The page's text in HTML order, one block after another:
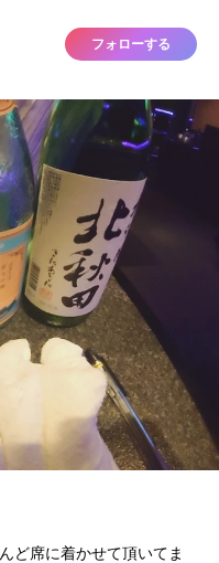
フォローする
ど席に着かせて頂いてま